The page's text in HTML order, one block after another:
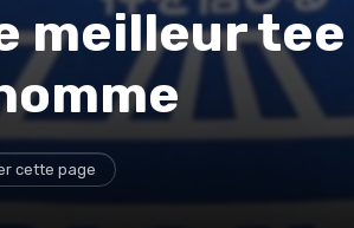
meilleur tee
cette page